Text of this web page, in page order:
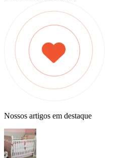
Nossos artigos em destaque